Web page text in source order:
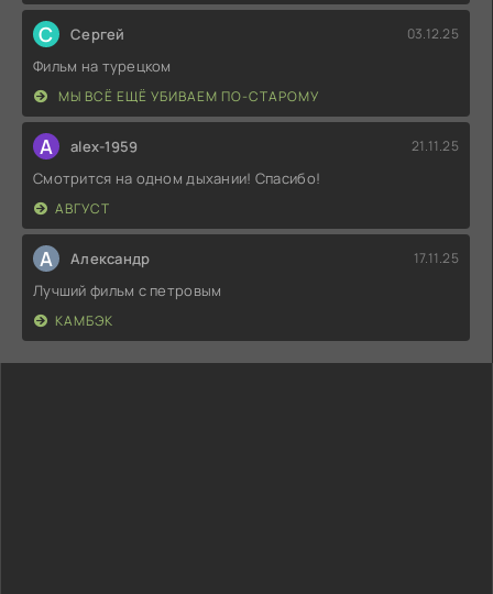
С Сергей 03.12.25
Фильм на турецком
МЫ ВСЁ ЕЩЁ УБИВАЕМ ПО-СТАРОМУ
A alex-1959 21.11.25
Смотрится на одном дыхании! Спасибо!
АВГУСТ
А Александр 17.11.25
Лучший фильм с петровым
КАМБЭК